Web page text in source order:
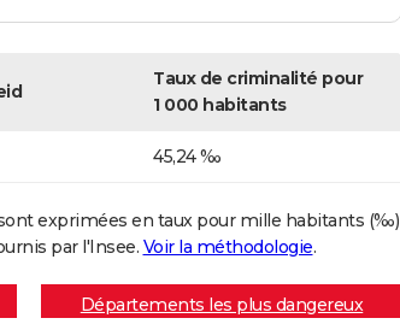
Taux de criminalité pour
1 000 habitants
45,24 ‰
exprimées en taux pour mille habitants (‰)
par l'Insee. Voir la méthodologie.
Départements les plus dangereux